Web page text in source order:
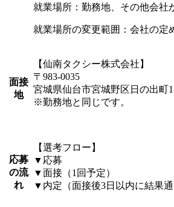
就業場所：勤務地、その他会社
就業場所の変更範囲：会社の定
面接
地
【仙南タクシー株式会社】
〒983-0035
宮城県仙台市宮城野区日の出町
※勤務地と同じです。
応募
の流
れ
【選考フロー】
▼応募
▼面接（1回予定）
▼内定（面接後3日以内に結果通